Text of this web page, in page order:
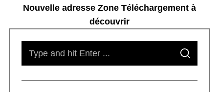
Nouvelle adresse Zone Téléchargement à
découvrir
S
A
C
c
o
r
: